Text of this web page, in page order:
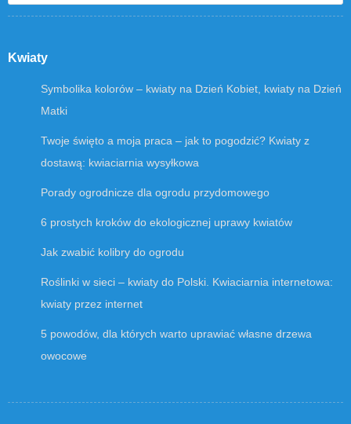
Kwiaty
Symbolika kolorów – kwiaty na Dzień Kobiet, kwiaty na Dzień
Matki
Twoje święto a moja praca – jak to pogodzić? Kwiaty z
dostawą: kwiaciarnia wysyłkowa
Porady ogrodnicze dla ogrodu przydomowego
6 prostych kroków do ekologicznej uprawy kwiatów
Jak zwabić kolibry do ogrodu
Roślinki w sieci – kwiaty do Polski. Kwiaciarnia internetowa:
kwiaty przez internet
5 powodów, dla których warto uprawiać własne drzewa
owocowe